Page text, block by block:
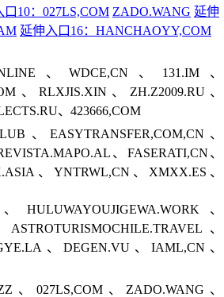
口10：027LS,COM ZADO.WANG 延伸
延伸入口16：HANCHAOYY,COM
、WDCE,CN、131.IM、
、RLXJIS.XIN、ZH.Z2009.RU、
、423666,COM
、EASYTRANSFER,COM,CN、
、FASERATI,CN、
、YNTRWL,CN、XMXX.ES、
、
、
、DEGEN.VU、IAML,CN、
、027LS,COM、ZADO.WANG、